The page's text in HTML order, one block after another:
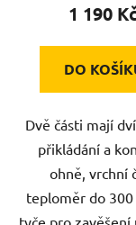
1 190
DO
Dvě části mají
přikládání a
ohně, vrchní
teploměr do 300
tyče pro zavěšení